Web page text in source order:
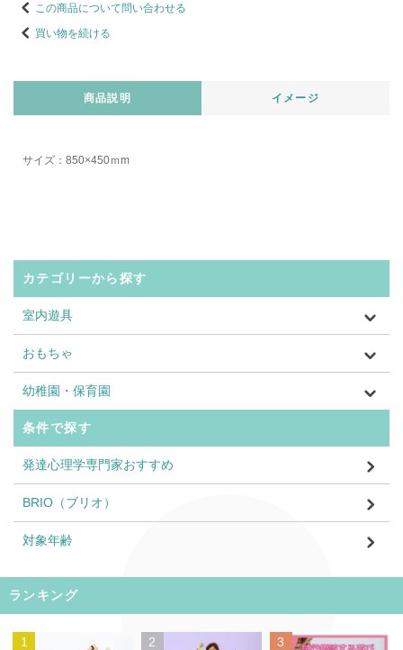
この商品について問い合わせる
買い物を続ける
商品説明 イメージ
サイズ：850×450ｍm
カテゴリーから探す
室内遊具
おもちゃ
幼稚園・保育園
条件で探す
発達心理学専門家おすすめ
BRIO（ブリオ）
対象年齢
ランキング
1 2 3